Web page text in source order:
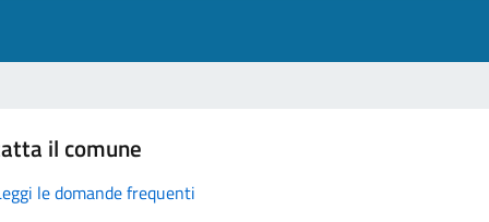
il comune
le domande frequenti